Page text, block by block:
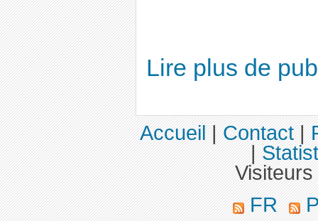
Lire plus de
Accueil|Contact|
|
FR